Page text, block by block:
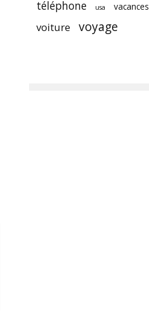
téléphone usa vacances
voiture voyage